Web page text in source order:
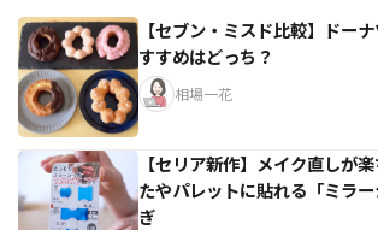
【セブン・ミスド比較】ドー
すすめはどっち？
相場一花
【セリア新作】メイク直しが
たやパレットに貼れる「ミラ
ぎ